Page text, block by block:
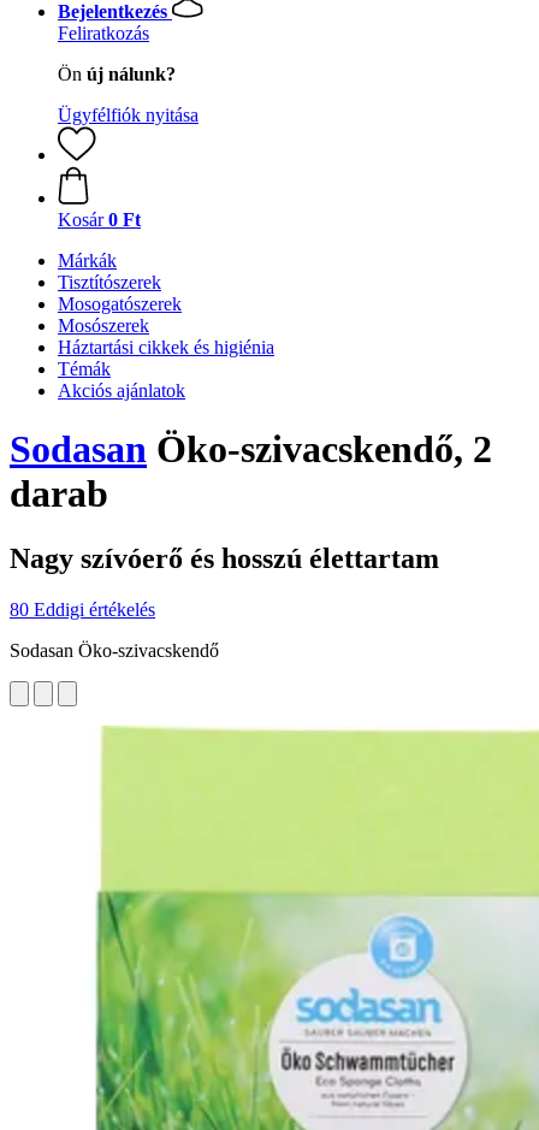
Bejelentkezés
Feliratkozás
Ön új nálunk?
Ügyfélfiók nyitása
Kosár 0 Ft
Márkák
Tisztítószerek
Mosogatószerek
Mosószerek
Háztartási cikkek és higiénia
Témák
Akciós ajánlatok
Sodasan Öko-szivacskendő, 2
darab
Nagy szívóerő és hosszú élettartam
80 Eddigi értékelés
Sodasan Öko-szivacskendő